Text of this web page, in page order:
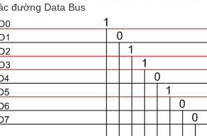
đường Data Bus